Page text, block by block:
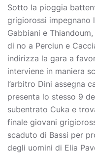
Sotto la pioggia
grigiorossi impegnano
Gabbiani e
di no a Perciun e
indirizza la gara a
interviene in maniera
l’arbitro Dini assegna
presenta lo stesso 9
subentrato Cuka e
finale giovani
scaduto di Bassi per
degli uomini di Elia